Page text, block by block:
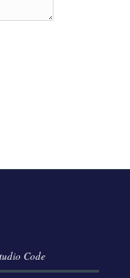
Code